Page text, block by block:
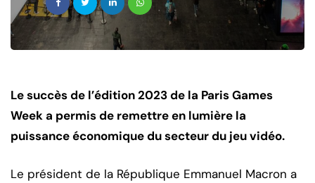
Le succès de l’édition 2023 de la Paris Games
Week a permis de remettre en lumière la
puissance économique du secteur du jeu vidéo.
Le président de la République Emmanuel Macron a